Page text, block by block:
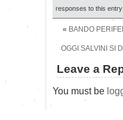
responses to this
« BANDO
OGGI SALVINI SI
Leave a
You must be